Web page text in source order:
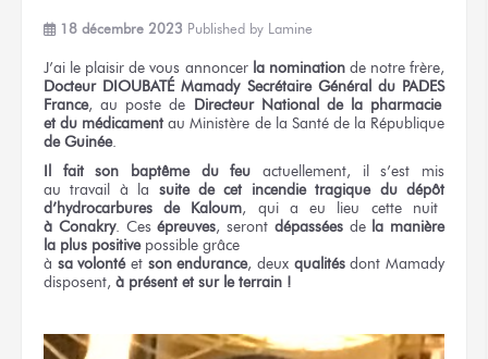
18 décembre 2023 Published by Lamine
J’ai le plaisir de vous annoncer la nomination de notrefrère,
Docteur DIOUBATÉ Mamady Secrétaire Général du PADES
France,au poste de DirecteurNational de la pharmacie
et du médicament au Ministère de la Santé de la République
de Guinée.
Il faitson baptême du feu actuellement, il s’est mis
au travail à la suite de cet incendietragique du dépôt
d’hydrocarburesde Kaloum, qui a eu lieu
cette nuit
à Conakry. Cesépreuves, seront dépassées de la manière
la plus positivepossible grâce
à sa volonté et son endurance, deux qualités dont Mamady
disposent, à présent et sur le terrain !